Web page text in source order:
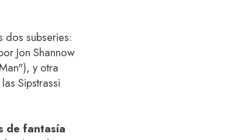
dos subseries:
Jon Shannow
y otra
Sipstrassi
de fantasía